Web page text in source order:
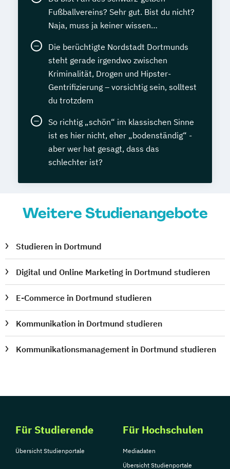
Fußballvereins? Sehr gut. Bist du nicht?
Naja, muss ja keiner wissen…
Die berüchtigte Nordstadt Dortmunds
steht gerade irgendwo zwischen
Kriminalität, Drogen und Hipster-
Gentrifizierung – vorsichtig sein, solltest
du trotzdem
So richtig „schön“ im klassischen Sinne
ist es hier nicht, eher „bodenständig“ -
aber wer hat gesagt, dass das
schlechter ist?
Weitere Studienangebote
Studieren in Dortmund
Digital und Online Marketing in Dortmund studieren
E-Commerce in Dortmund studieren
Kommunikation in Dortmund studieren
Kommunikationsmanagement in Dortmund studieren
Für Studierende
Übersicht Studienportale
Für Hochschulen
Mediadaten
Übersicht Studienportale